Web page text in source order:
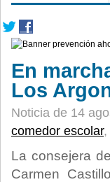
En
Los
Noticia de 14
comedor escolar,
La consejera
Carmen